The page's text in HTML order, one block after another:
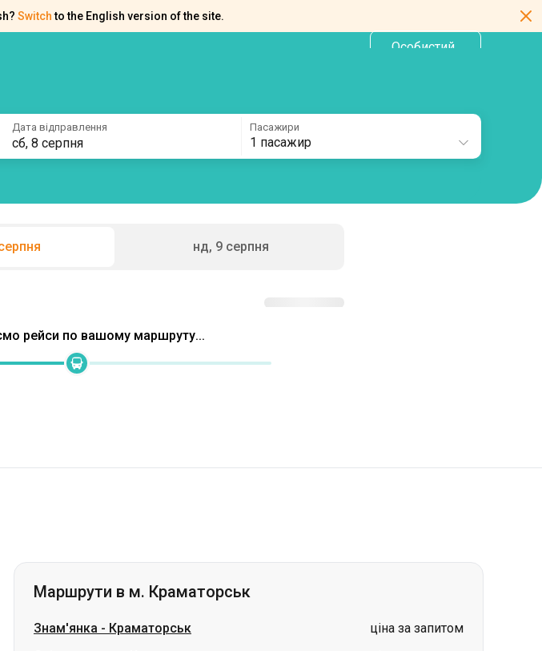
Switch to the English version of the site.
Особистий
Дата відправлення
сб, 8 серпня
Пасажири
1 пасажир
нд, 9 серпня
Ужгород- Краматорськ
Олександрія-Краматорськ
ціна за запитом